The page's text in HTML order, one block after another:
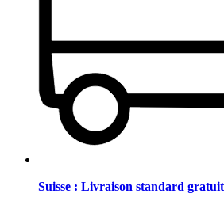
Suisse : Livraison standard